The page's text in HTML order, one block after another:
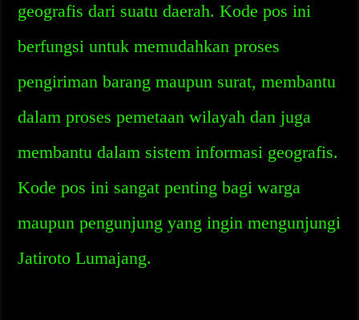
geografis dari suatu daerah. Kode pos ini
berfungsi untuk memudahkan proses
pengiriman barang maupun surat, membantu
dalam proses pemetaan wilayah dan juga
membantu dalam sistem informasi geografis.
Kode pos ini sangat penting bagi warga
maupun pengunjung yang ingin mengunjungi
Jatiroto Lumajang.